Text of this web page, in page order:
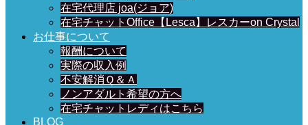
在宅代理店 joa(ジョア)
在宅チャットOffice【Lesca】レスカーon Crystal
お仕事について
報酬について
実際の収入例
不安解消Ｑ＆Ａ
ノンアダルト希望の方へ
在宅チャットレディはこちら
BLOG